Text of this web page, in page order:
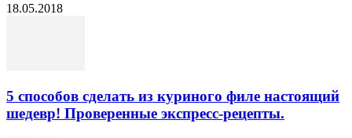
18.05.2018
5 способов сделать из куриного филе настоящий
шедевр! Проверенные экспресс-рецепты.